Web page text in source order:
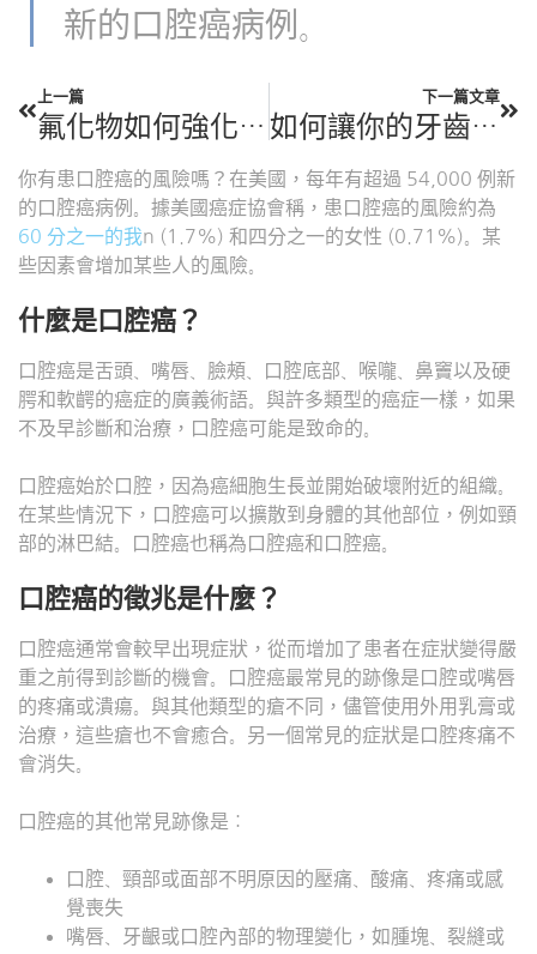
新的口腔癌病例。
上一篇
氟化物如何強化牙齒？
下一篇文章
如何讓你的牙齒更白
你有患口腔癌的風險嗎？在美國，每年有超過 54,000 例新
的口腔癌病例。據美國癌症協會稱，患口腔癌的風險約為
60 分之一的我n (1.7%) 和四分之一的女性 (0.71%)。某
些因素會增加某些人的風險。
什麼是口腔癌？
口腔癌是舌頭、嘴唇、臉頰、口腔底部、喉嚨、鼻竇以及硬
腭和軟齶的癌症的廣義術語。與許多類型的癌症一樣，如果
不及早診斷和治療，口腔癌可能是致命的。
口腔癌始於口腔，因為癌細胞生長並開始破壞附近的組織。
在某些情況下，口腔癌可以擴散到身體的其他部位，例如頸
部的淋巴結。口腔癌也稱為口腔癌和口腔癌。
口腔癌的徵兆是什麼？
口腔癌通常會較早出現症狀，從而增加了患者在症狀變得嚴
重之前得到診斷的機會。口腔癌最常見的跡像是口腔或嘴唇
的疼痛或潰瘍。與其他類型的瘡不同，儘管使用外用乳膏或
治療，這些瘡也不會癒合。另一個常見的症狀是口腔疼痛不
會消失。
口腔癌的其他常見跡像是：
口腔、頸部或面部不明原因的壓痛、酸痛、疼痛或感
覺喪失
嘴唇、牙齦或口腔內部的物理變化，如腫塊、裂縫或